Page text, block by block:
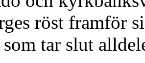
röst framför
som tar slut